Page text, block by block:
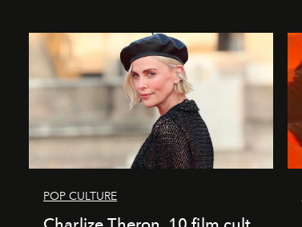
POP CULTURE